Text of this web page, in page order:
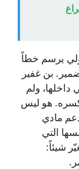
يرسم خطاً
بن غفير
داخلها، ولم
هو ليس
مادي
التي
شيئاً: